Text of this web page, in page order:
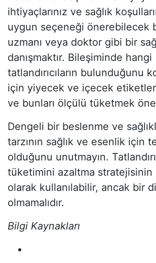
ihtiyaçlarınız ve sağlık
uygun seçeneği önerebilecek
uzmanı veya doktor gibi bir
danışmaktır. Bileşiminde hangi
tatlandırıcıların bulunduğunu
için yiyecek ve içecek
ve bunları ölçülü tüketmek
Dengeli bir beslenme ve
tarzının sağlık ve esenlik için
olduğunu unutmayın.
tüketimini azaltma stratejisinin
olarak kullanılabilir, ancak bir
olmamalıdır.
Bilgi Kaynakları